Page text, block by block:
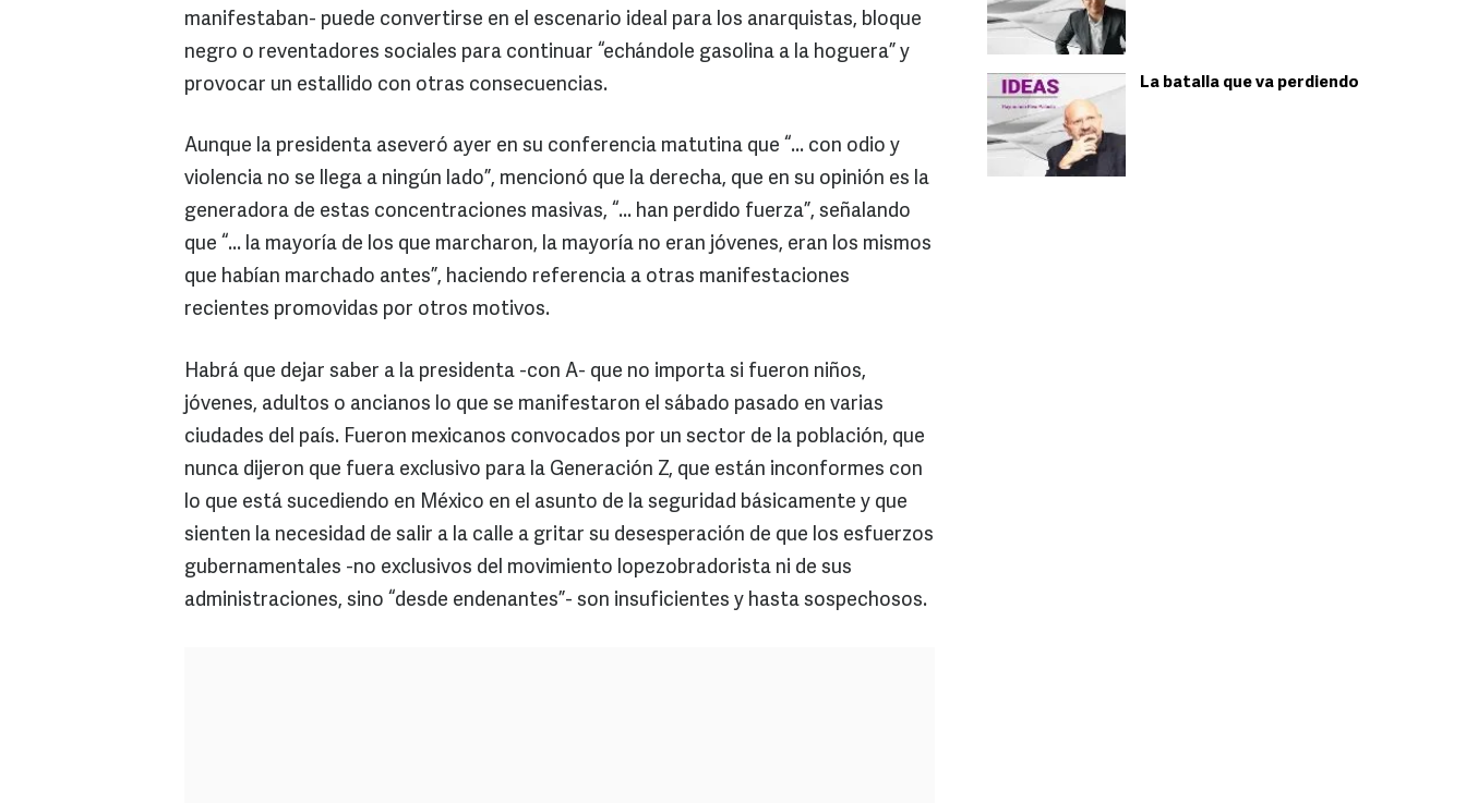
La batalla que va perdiendo
manifestaban- puede convertirse en el escenario ideal para los anarquistas, bloque
negro o reventadores sociales para continuar “echándole gasolina a la hoguera” y
provocar un estallido con otras consecuencias.
Aunque la presidenta aseveró ayer en su conferencia matutina que “... con odio y
violencia no se llega a ningún lado”, mencionó que la derecha, que en su opinión es la
generadora de estas concentraciones masivas, “... han perdido fuerza”, señalando
que “... la mayoría de los que marcharon, la mayoría no eran jóvenes, eran los mismos
que habían marchado antes”, haciendo referencia a otras manifestaciones
recientes promovidas por otros motivos.
Habrá que dejar saber a la presidenta -con A- que no importa si fueron niños,
jóvenes, adultos o ancianos lo que se manifestaron el sábado pasado en varias
ciudades del país. Fueron mexicanos convocados por un sector de la población, que
nunca dijeron que fuera exclusivo para la Generación Z, que están inconformes con
lo que está sucediendo en México en el asunto de la seguridad básicamente y que
sienten la necesidad de salir a la calle a gritar su desesperación de que los esfuerzos
gubernamentales -no exclusivos del movimiento lopezobradorista ni de sus
administraciones, sino “desde endenantes”- son insuficientes y hasta sospechosos.